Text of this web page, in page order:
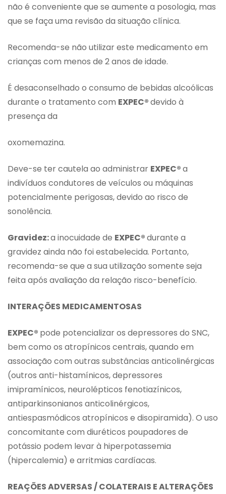
não é conveniente que se aumente a posologia, mas
que se faça uma revisão da situação clínica.
Recomenda-se não utilizar este medicamento em
crianças com menos de 2 anos de idade.
É desaconselhado o consumo de bebidas alcoólicas
durante o tratamento com EXPEC®devido à
presença da
oxomemazina.
Deve-se ter cautela ao administrar EXPEC®a
indivíduos condutores de veículos ou máquinas
potencialmente perigosas, devido ao risco de
sonolência.
Gravidez:a inocuidade de EXPEC®durante a
gravidez ainda não foi estabelecida. Portanto,
recomenda-se que a sua utilização somente seja
feita após avaliação da relação risco-benefício.
INTERAÇÕES MEDICAMENTOSAS
EXPEC® pode potencializar os depressores do SNC,
bem como os atropínicos centrais, quando em
associação com outras substâncias anticolinérgicas
(outros anti-histamínicos, depressores
imipramínicos, neurolépticos fenotiazínicos,
antiparkinsonianos anticolinérgicos,
antiespasmódicos atropínicos e disopiramida). O uso
concomitante com diuréticos poupadores de
potássio podem levar à hiperpotassemia
(hipercalemia) e arritmias cardíacas.
REAÇÕES ADVERSAS / COLATERAIS E ALTERAÇÕES